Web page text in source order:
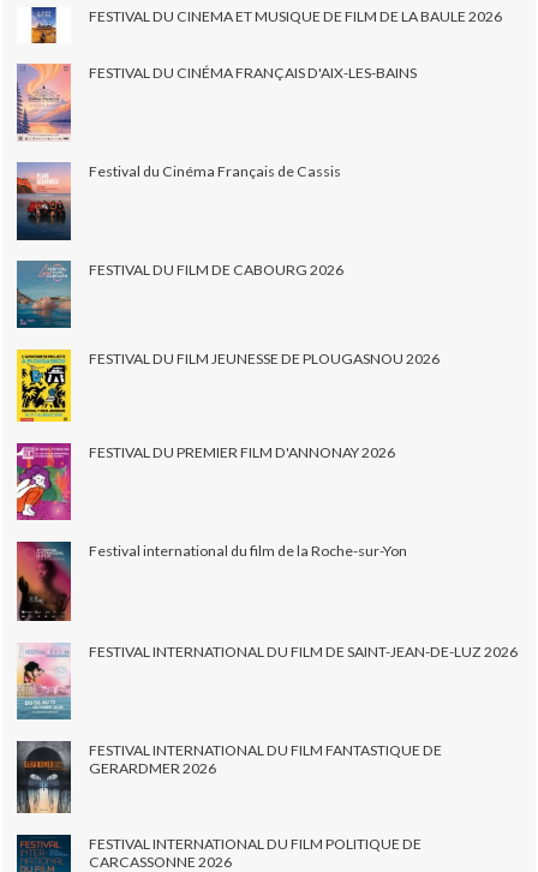
FESTIVAL DU CINEMA ET MUSIQUE DE FILM DE LA BAULE 2026
FESTIVAL DU CINÉMA FRANÇAIS D'AIX-LES-BAINS
Festival du Cinéma Français de Cassis
FESTIVAL DU FILM DE CABOURG 2026
FESTIVAL DU FILM JEUNESSE DE PLOUGASNOU 2026
FESTIVAL DU PREMIER FILM D'ANNONAY 2026
Festival international du film de la Roche-sur-Yon
FESTIVAL INTERNATIONAL DU FILM DE SAINT-JEAN-DE-LUZ 2026
FESTIVAL INTERNATIONAL DU FILM FANTASTIQUE DE
GERARDMER 2026
FESTIVAL INTERNATIONAL DU FILM POLITIQUE DE
CARCASSONNE 2026